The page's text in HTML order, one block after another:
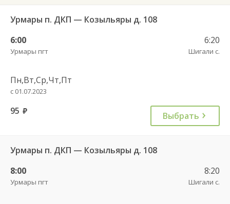
Урмары п. ДКП — Козыльяры д. 108
6:00
Урмары пгт
6:20
Шигали с.
Пн,Вт,Ср,Чт,Пт
с 01.07.2023
95 руб. Выбрать
Урмары п. ДКП — Козыльяры д. 108
8:00
Урмары пгт
8:20
Шигали с.